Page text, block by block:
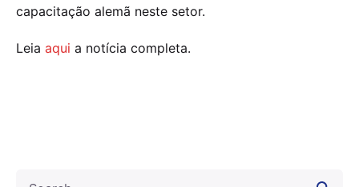
capacitação alemã neste setor.
Leia aqui a notícia completa.